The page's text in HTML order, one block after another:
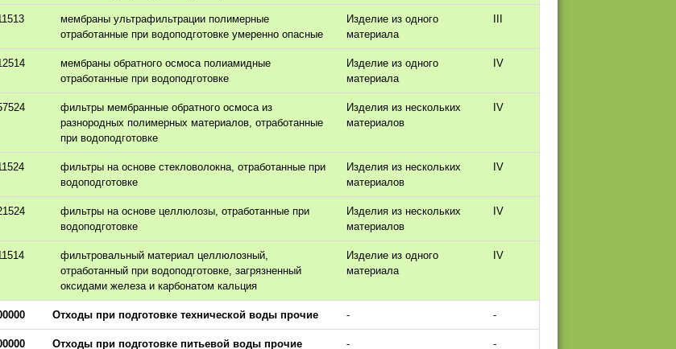
мембраны ультрафильтрации полимерные
отработанные при водоподготовке умеренно опасные
Изделие из одного
материала
III
мембраны обратного осмоса полиамидные
отработанные при водоподготовке
Изделие из одного
материала
IV
фильтры мембранные обратного осмоса из
разнородных полимерных материалов, отработанные
при водоподготовке
Изделия из нескольких
материалов
IV
фильтры на основе стекловолокна, отработанные при
водоподготовке
Изделия из нескольких
материалов
IV
фильтры на основе целлюлозы, отработанные при
водоподготовке
Изделия из нескольких
материалов
IV
фильтровальный материал целлюлозный,
отработанный при водоподготовке, загрязненный
оксидами железа и карбонатом кальция
Изделие из одного
материала
IV
Отходы при подготовке технической воды прочие - -
Отходы при подготовке питьевой воды прочие - -